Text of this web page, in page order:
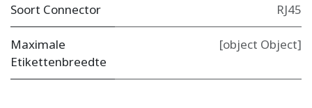
Soort Connector RJ45
Maximale
Etikettenbreedte
[object Object]